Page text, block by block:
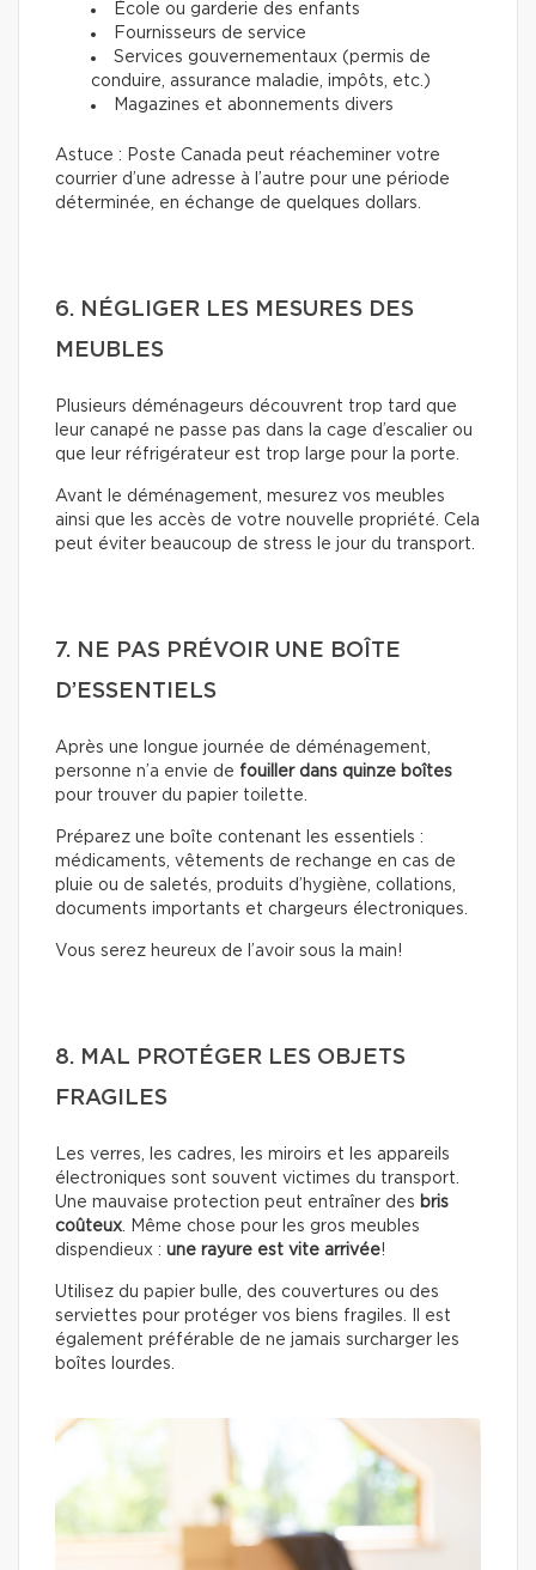
École ou garderie des enfants
Fournisseurs de service
Services gouvernementaux (permis de
conduire, assurance maladie, impôts, etc.)
Magazines et abonnements divers
Astuce : Poste Canada peut réacheminer votre
courrier d’une adresse à l’autre pour une période
déterminée, en échange de quelques dollars.
6. NÉGLIGER LES MESURES DES
MEUBLES
Plusieurs déménageurs découvrent trop tard que
leur canapé ne passe pas dans la cage d’escalier ou
que leur réfrigérateur est trop large pour la porte.
Avant le déménagement, mesurez vos meubles
ainsi que les accès de votre nouvelle propriété. Cela
peut éviter beaucoup de stress le jour du transport.
7. NE PAS PRÉVOIR UNE BOÎTE
D’ESSENTIELS
Après une longue journée de déménagement,
personne n’a envie de fouiller dans quinze boîtes
pour trouver du papier toilette.
Préparez une boîte contenant les essentiels :
médicaments, vêtements de rechange en cas de
pluie ou de saletés, produits d’hygiène, collations,
documents importants et chargeurs électroniques.
Vous serez heureux de l’avoir sous la main!
8. MAL PROTÉGER LES OBJETS
FRAGILES
Les verres, les cadres, les miroirs et les appareils
électroniques sont souvent victimes du transport.
Une mauvaise protection peut entraîner des bris
coûteux. Même chose pour les gros meubles
dispendieux : une rayure est vite arrivée!
Utilisez du papier bulle, des couvertures ou des
serviettes pour protéger vos biens fragiles. Il est
également préférable de ne jamais surcharger les
boîtes lourdes.